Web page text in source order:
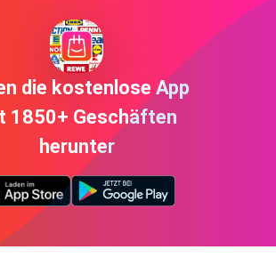
die kostenlose App
1850+ Geschäften
herunter